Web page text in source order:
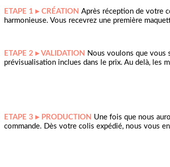
ETAPE 1 ▸ CRÉATION Après réception de votre
harmonieuse. Vous recevrez une première
ETAPE 2 ▸ VALIDATION Nous voulons que vous
prévisualisation inclues dans le prix. Au delà, les
ETAPE 3 ▸ PRODUCTION Une fois que nous
commande. Dès votre colis expédié, nous vous